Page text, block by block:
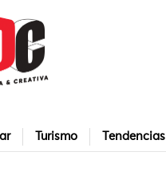
Turismo Tendencias